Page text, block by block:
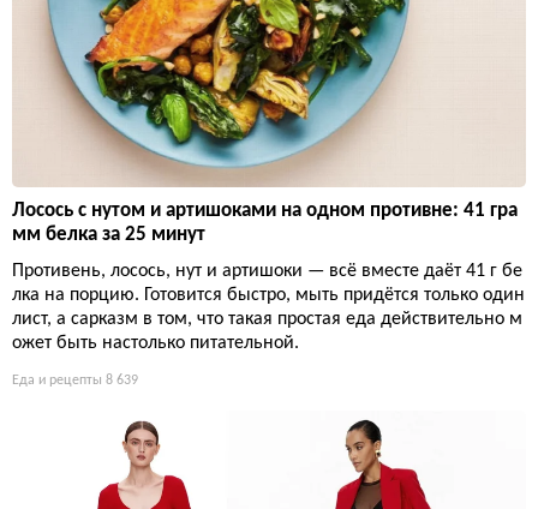
Лосось с нутом и артишоками на одном противне: 41 гра
мм белка за 25 минут
Противень, лосось, нут и артишоки — всё вместе даёт 41 г бе
лка на порцию. Готовится быстро, мыть придётся только один
лист, а сарказм в том, что такая простая еда действительно м
ожет быть настолько питательной.
Еда и рецепты 8 639